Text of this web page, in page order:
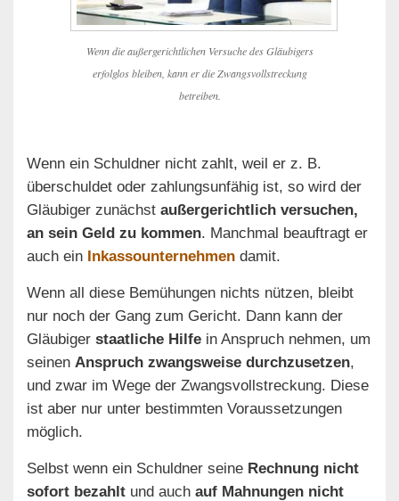
Wenn die außergerichtlichen Versuche des Gläubigers
erfolglos bleiben, kann er die Zwangsvollstreckung
betreiben.
Wenn ein Schuldner nicht zahlt, weil er z. B.
überschuldet oder zahlungsunfähig ist, so wird der
Gläubiger zunächst außergerichtlich versuchen,
an sein Geld zu kommen. Manchmal beauftragt er
auch ein
Inkassounternehmen damit.
Wenn all diese Bemühungen nichts nützen, bleibt
nur noch der Gang zum Gericht. Dann kann der
Gläubiger staatliche Hilfe in Anspruch nehmen, um
seinen Anspruch zwangsweise durchzusetzen,
und zwar im Wege der Zwangsvollstreckung. Diese
ist aber nur unter bestimmten Voraussetzungen
möglich.
Selbst wenn ein Schuldner seine Rechnung nicht
sofort bezahlt und auch auf Mahnungen nicht